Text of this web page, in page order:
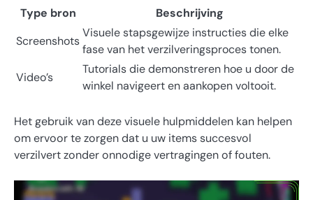
Type bron
Beschrijving
Screenshots
Visuele stapsgewijze instructies die elke
fase van het verzilveringsproces tonen.
Video’s
Tutorials die demonstreren hoe u door de
winkel navigeert en aankopen voltooit.
Het gebruik van deze visuele hulpmiddelen kan helpen
om ervoor te zorgen dat u uw items succesvol
verzilvert zonder onnodige vertragingen of fouten.